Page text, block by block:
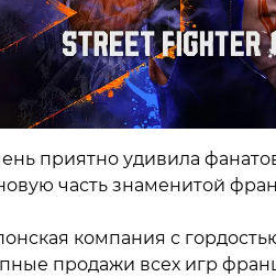
приятно удивила
часть знаменитой
компания с
продажи всех игр